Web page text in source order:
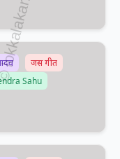
जस गीत
Sahu